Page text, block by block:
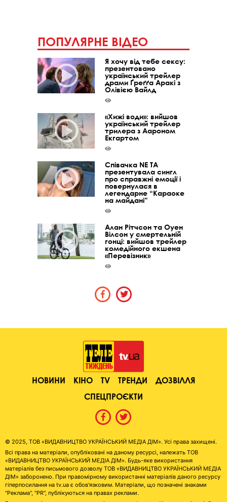
ПОПУЛЯРНЕ ВІДЕО
Я хочу від тебе сексу:
презентовано
український трейлер
драми Ґреґґа Аракі з
Олівією Вайлд
«Хижі води»: вийшов
український трейлер
трилера з Аароном
Екгартом
Співачка NE TA
презентувала сингл
про справжні емоції і
повернулася в
легендарне “Караоке
на майдані”
Алан Рітчсон та Оуен
Вілсон у смертельній
гонці: вийшов трейлер
комедійного екшена
«Перевізник»
НОВИНИ КІНО TV ТРЕНДИ
ДОЗВІЛЛЯ
СПЕЦПРОЄКТИ
© 2025, ТОВ «ВИДАВНИЦТВО УКРАЇНСЬКИЙ МЕДІА ДІМ». Усі права захищені.
Всі права на матеріали, опубліковані на даному ресурсі, належать ТОВ
«ВИДАВНИЦТВО УКРАЇНСЬКИЙ МЕДІА ДІМ». Будь-яке використання
матеріалів без письмового дозволу ТОВ «ВИДАВНИЦТВО УКРАЇНСЬКИЙ МЕДІА
ДІМ» заборонено. При правомірному використанні матеріалів даного ресурсу
гіперпосилання на tv.ua є обов'язковим. Матеріали, що позначені знаками
"Реклама", "PR", публікуються на правах реклами.